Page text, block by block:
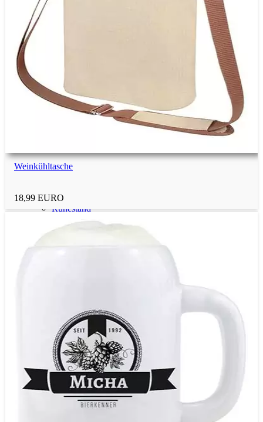
Rente
Abschied
Ruhestand
Selbstständigkeit
Wichteln
Weihnachten
Bestandene Prüfung
Weinkühltasche
18,99 EURO